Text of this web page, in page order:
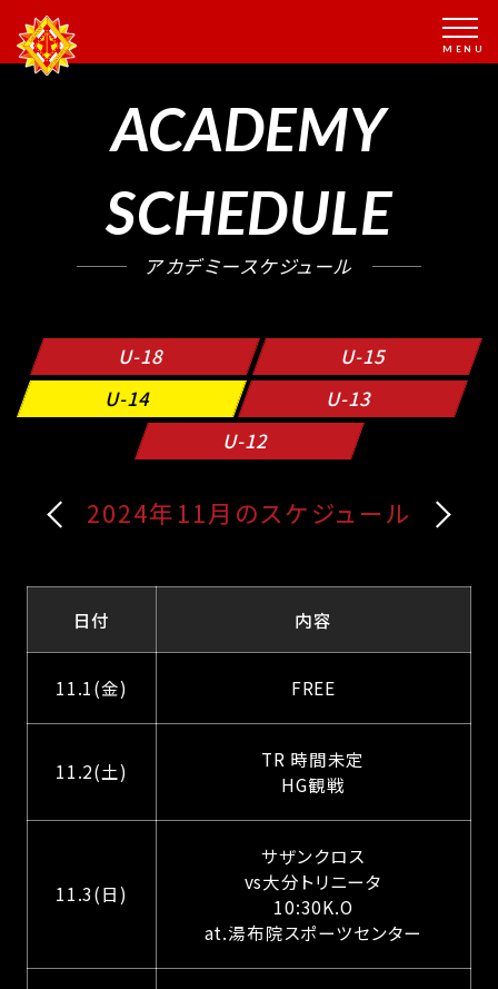
ACADEMY
SCHEDULE
アカデミースケジュール
U-18
U-15
U-14
U-13
U-12
2024年11月のスケジュール
日付 内容
11.1(金) FREE
11.2(土)
TR 時間未定
HG観戦
11.3(日)
サザンクロス
vs大分トリニータ
10:30K.O
at.湯布院スポーツセンター